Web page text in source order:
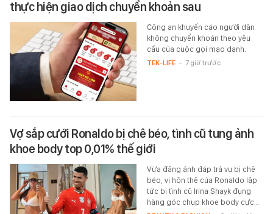
thực hiện giao dịch chuyển khoản sau
Công an khuyến cáo người dân
không chuyển khoản theo yêu
cầu của cuộc gọi mạo danh.
TEK-LIFE - 7 giờ trước
Vợ sắp cưới Ronaldo bị chê béo, tình cũ tung ảnh
khoe body top 0,01% thế giới
Vừa đăng ảnh đáp trả vụ bị chê
béo, vị hôn thê của Ronaldo lập
tức bị tình cũ Irina Shayk đụng
hàng góc chụp khoe body cực…